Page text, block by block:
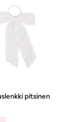
pitsinen